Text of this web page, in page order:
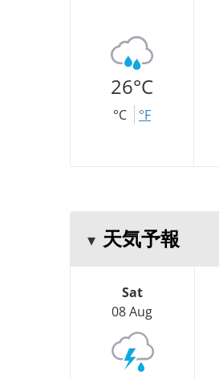
26°C
°C °F
天気予報
Sat
08 Aug